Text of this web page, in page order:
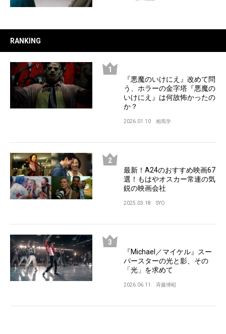
RANKING
『悪魔のいけにえ』改めて問
う、ホラーの金字塔『悪魔の
いけにえ』は何故怖かったの
か？
2026.01.10 相馬学
最新！A24のおすすめ映画67
選！もはやオスカー常連の気
鋭の映画会社
2025.03.18 SYO
『Michael／マイケル』スー
パースターの光と影、その
「光」を求めて
2026.06.11 斉藤博昭